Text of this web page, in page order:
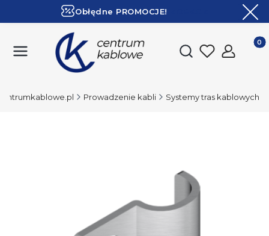
Obłędne PROMOCJE!
Otwórz
Prowadzenie kabli Systemy tras kablowych